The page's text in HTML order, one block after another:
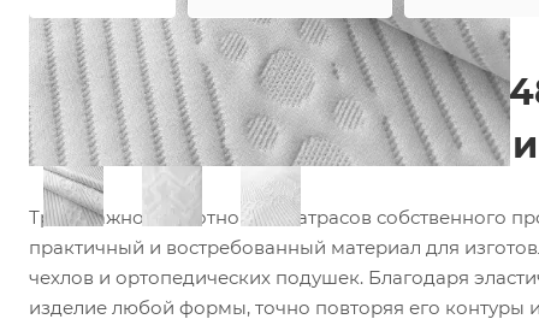
Матрасный трикотаж
для матрасов, топперов
Трикотажное полотно для матрасов собственного
практичный и востребованный материал для
чехлов и ортопедических подушек. Благодаря
изделие любой формы, точно повторяя его контуры